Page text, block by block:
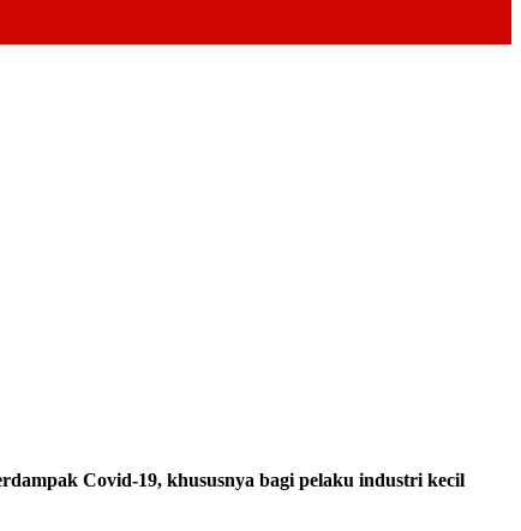
Covid-19, khususnya bagi pelaku industri kecil